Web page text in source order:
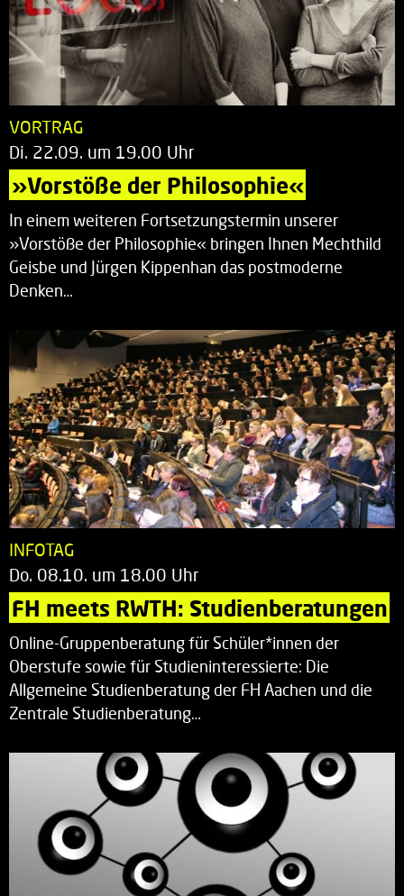
VORTRAG
Di. 22.09. um 19.00 Uhr
»Vorstöße der Philosophie«
In einem weiteren Fortsetzungstermin unserer
»Vorstöße der Philosophie« bringen Ihnen Mechthild
Geisbe und Jürgen Kippenhan das postmoderne
Denken…
INFOTAG
Do. 08.10. um 18.00 Uhr
FH meets RWTH: Studienberatungen
Online-Gruppenberatung für Schüler*innen der
Oberstufe sowie für Studieninteressierte: Die
Allgemeine Studienberatung der FH Aachen und die
Zentrale Studienberatung…